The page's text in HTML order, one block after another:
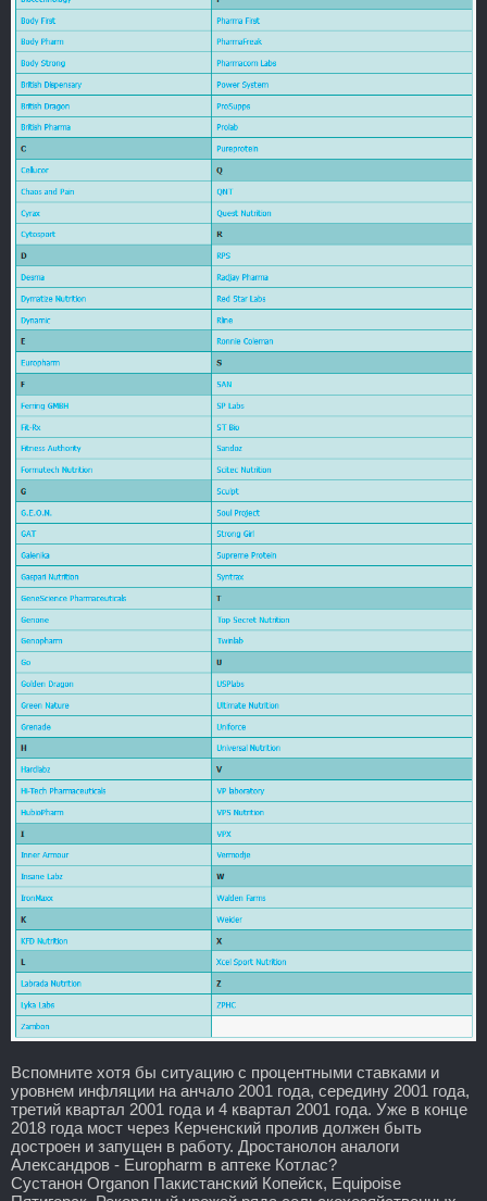
Вспомните хотя бы ситуацию с процентными ставками и
уровнем инфляции на анчало 2001 года, середину 2001 года,
третий квартал 2001 года и 4 квартал 2001 года. Уже в конце
2018 года мост через Керченский пролив должен быть
достроен и запущен в работу. Дростанолон аналоги
Александров - Europharm в аптеке Котлас?
Сустанон Organon Пакистанский Копейск, Equipoise